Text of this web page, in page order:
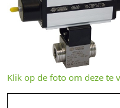
Klik op de foto om deze te